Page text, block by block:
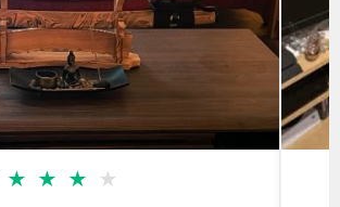
★ ★ ★ ★